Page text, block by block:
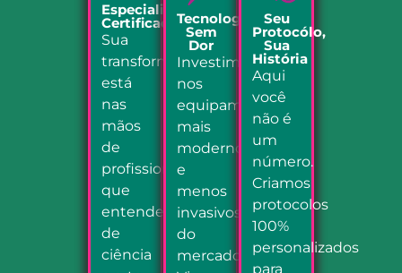
Especialistas
Certificados
Sua
transformação
está
nas
mãos
de
profissionais
que
entendem
de
ciência
Tecnologia
Sem
Dor
Investimos
nos
equipamentos
mais
modernos
e
menos
invasivos
do
mercado.
Seu
Protocólo,
Sua
História
Aqui
você
não é
um
número.
Criamos
protocolos
100%
personalizados
para